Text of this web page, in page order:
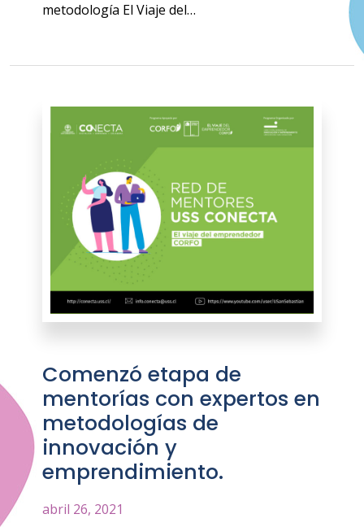
metodología El Viaje del…
Comenzó etapa de
mentorías con expertos en
metodologías de
innovación y
emprendimiento.
abril 26, 2021